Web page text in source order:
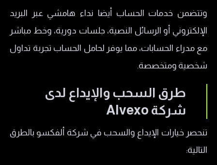
وتتضمن خدمات الحساب أيضا نداء هامشي عبر البريد
الإلكتروني أو الرسائل النصية، جلسات دورية، وخط مباشر
مع مدراء الحسابات، مما يوفر لحامل الحساب تجربة تداول
شخصية ومتخصصة.
طرق السحب والإيداع لدى
شركة Alvexo
تنحصر خيارات الإيداع والسحب في شركة ألفكسو بالطرق
التالية: